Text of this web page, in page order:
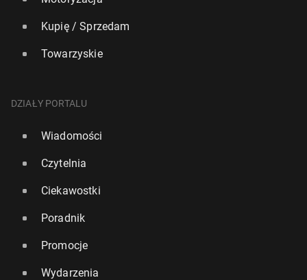
Kupię / Sprzedam
Towarzyskie
DZIAŁY PORTALU
Wiadomości
Czytelnia
Ciekawostki
Poradnik
Promocje
Wydarzenia